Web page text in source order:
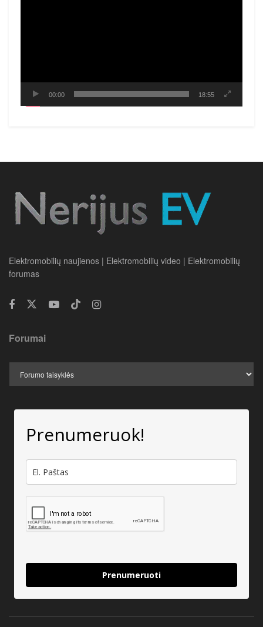
00:00 18:55
Elektromobilių naujienos | Elektromobilių video | Elektromobilių
forumas
Forumai
Prenumeruok!
Prenumeruoti